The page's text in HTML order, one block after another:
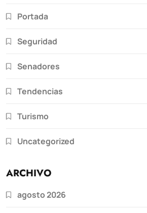
Portada
Seguridad
Senadores
Tendencias
Turismo
Uncategorized
ARCHIVO
agosto 2026